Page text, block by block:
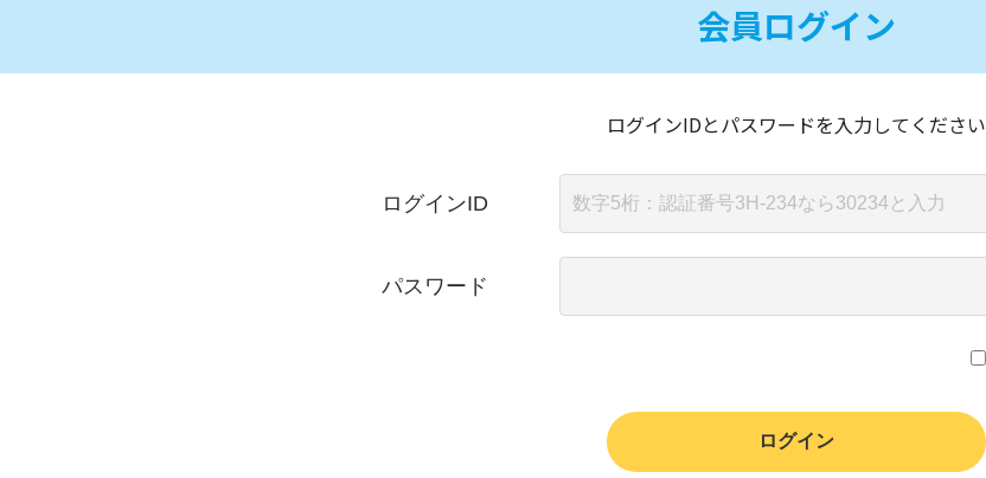
会員ログイン
ログインIDとパスワードを入力してください
ログインID
パスワード